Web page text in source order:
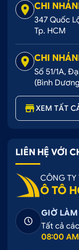
- Riêng đối với
bám, Khách
228 338 để được
Lưu ý:Khách
sản phẩm để hỗ
sản phẩm
CHI
347 Quốc
Tp. HCM
CHI
Số 51/1A,
(Bình
XEM TẤT
LIÊN HỆ VỚI
CÔNG TY
Ô TÔ
GIỜ LÀM
Tất cả
08:00